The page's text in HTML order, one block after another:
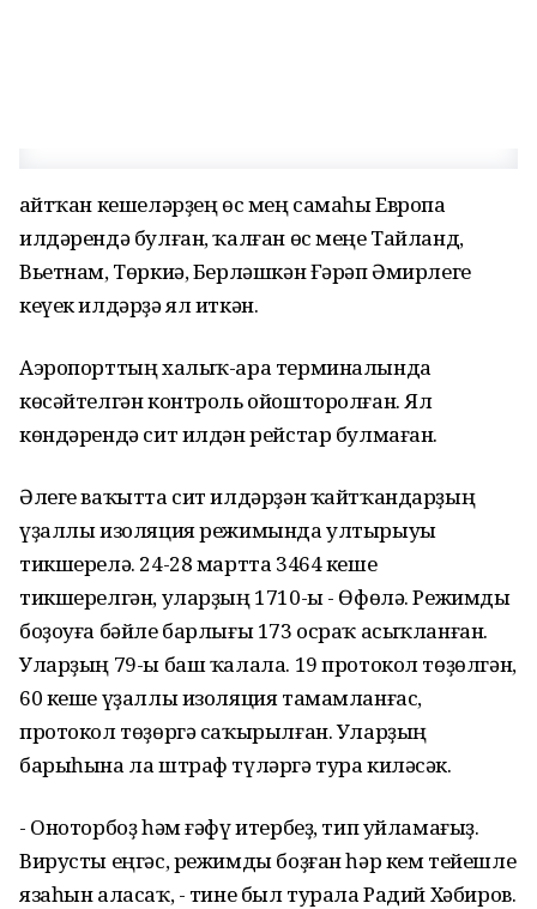
Ҡайтҡан кешеләрҙең өс мең самаһы Европа
илдәрендә булған, ҡалған өс меңе Тайланд,
Вьетнам, Төркиә, Берләшкән Ғәрәп Әмирлеге
кеүек илдәрҙә ял иткән.
Аэропорттың халыҡ-ара терминалында
көсәйтелгән контроль ойошторолған. Ял
көндәрендә сит илдән рейстар булмаған.
Әлеге ваҡытта сит илдәрҙән ҡайтҡандарҙың
үҙаллы изоляция режимында ултырыуы
тикшерелә. 24-28 мартта 3464 кеше
тикшерелгән, уларҙың 1710-ы - Өфөлә. Режимды
боҙоуға бәйле барлығы 173 осраҡ асыҡланған.
Уларҙың 79-ы баш ҡалала. 19 протокол төҙөлгән,
60 кеше үҙаллы изоляция тамамланғас,
протокол төҙөргә саҡырылған. Уларҙың
барыһына ла штраф түләргә тура киләсәк.
- Оноторбоҙ һәм ғәфү итербеҙ, тип уйламағыҙ.
Вирусты еңгәс, режимды боҙған һәр кем тейешле
язаһын аласаҡ, - тине был турала Радий Хәбиров.